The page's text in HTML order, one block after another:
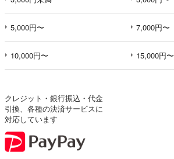
5,000円〜 7,000円〜
10,000円〜 15,000円〜
クレジット・銀行振込・代金
引換、各種の決済サービスに
対応しています